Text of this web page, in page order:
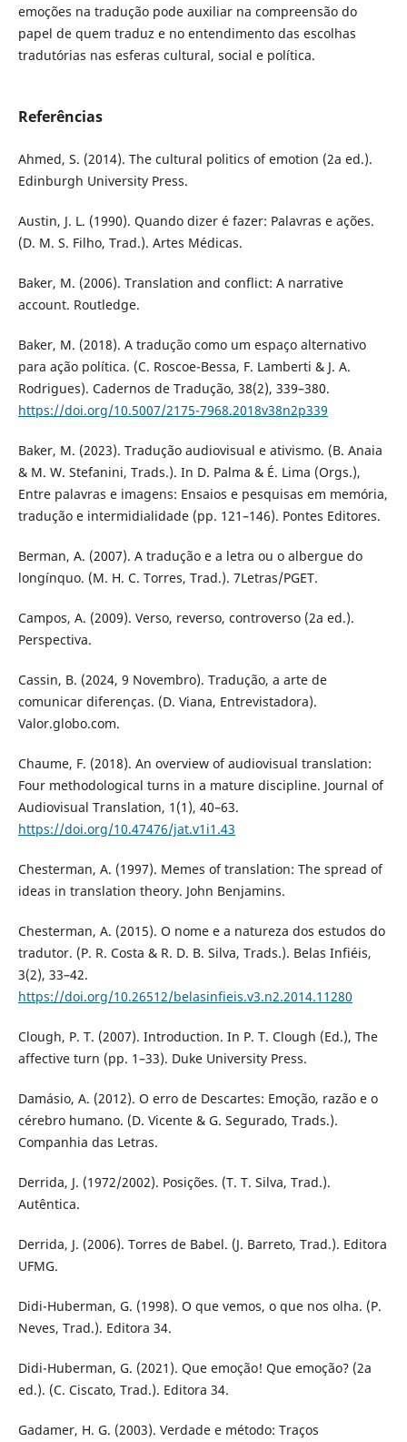
emoções na tradução pode auxiliar na compreensão do
papel de quem traduz e no entendimento das escolhas
tradutórias nas esferas cultural, social e política.
Referências
Ahmed, S. (2014). The cultural politics of emotion (2a ed.).
Edinburgh University Press.
Austin, J. L. (1990). Quando dizer é fazer: Palavras e ações.
(D. M. S. Filho, Trad.). Artes Médicas.
Baker, M. (2006). Translation and conflict: A narrative
account. Routledge.
Baker, M. (2018). A tradução como um espaço alternativo
para ação política. (C. Roscoe-Bessa, F. Lamberti & J. A.
Rodrigues). Cadernos de Tradução, 38(2), 339–380.
https://doi.org/10.5007/2175-7968.2018v38n2p339
Baker, M. (2023). Tradução audiovisual e ativismo. (B. Anaia
& M. W. Stefanini, Trads.). In D. Palma & É. Lima (Orgs.),
Entre palavras e imagens: Ensaios e pesquisas em memória,
tradução e intermidialidade (pp. 121–146). Pontes Editores.
Berman, A. (2007). A tradução e a letra ou o albergue do
longínquo. (M. H. C. Torres, Trad.). 7Letras/PGET.
Campos, A. (2009). Verso, reverso, controverso (2a ed.).
Perspectiva.
Cassin, B. (2024, 9 Novembro). Tradução, a arte de
comunicar diferenças. (D. Viana, Entrevistadora).
Valor.globo.com.
Chaume, F. (2018). An overview of audiovisual translation:
Four methodological turns in a mature discipline. Journal of
Audiovisual Translation, 1(1), 40–63.
https://doi.org/10.47476/jat.v1i1.43
Chesterman, A. (1997). Memes of translation: The spread of
ideas in translation theory. John Benjamins.
Chesterman, A. (2015). O nome e a natureza dos estudos do
tradutor. (P. R. Costa & R. D. B. Silva, Trads.). Belas Infiéis,
3(2), 33–42.
https://doi.org/10.26512/belasinfieis.v3.n2.2014.11280
Clough, P. T. (2007). Introduction. In P. T. Clough (Ed.), The
affective turn (pp. 1–33). Duke University Press.
Damásio, A. (2012). O erro de Descartes: Emoção, razão e o
cérebro humano. (D. Vicente & G. Segurado, Trads.).
Companhia das Letras.
Derrida, J. (1972/2002). Posições. (T. T. Silva, Trad.).
Autêntica.
Derrida, J. (2006). Torres de Babel. (J. Barreto, Trad.). Editora
UFMG.
Didi-Huberman, G. (1998). O que vemos, o que nos olha. (P.
Neves, Trad.). Editora 34.
Didi-Huberman, G. (2021). Que emoção! Que emoção? (2a
ed.). (C. Ciscato, Trad.). Editora 34.
Gadamer, H. G. (2003). Verdade e método: Traços